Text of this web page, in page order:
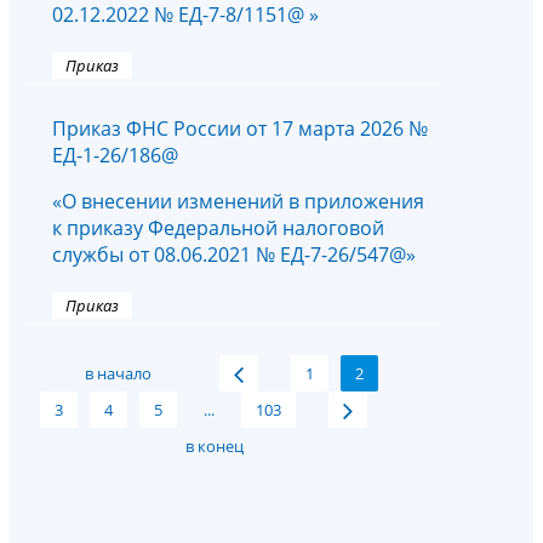
02.12.2022 № ЕД-7-8/1151@ »
Приказ
Приказ ФНС России от 17 марта 2026 №
ЕД-1-26/186@
«О внесении изменений в приложения
к приказу Федеральной налоговой
службы от 08.06.2021 № ЕД-7-26/547@»
Приказ
в начало 1
2
3
4 5 ...
103
в конец